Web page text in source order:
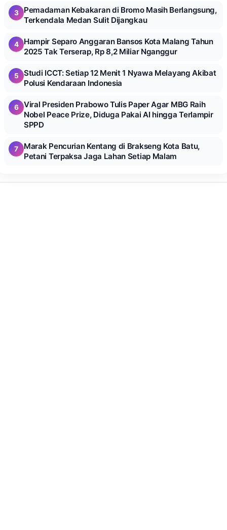
3
Pemadaman Kebakaran di Bromo Masih Berlangsung,
Terkendala Medan Sulit Dijangkau
4
Hampir Separo Anggaran Bansos Kota Malang Tahun
2025 Tak Terserap, Rp 8,2 Miliar Nganggur
5
Studi ICCT: Setiap 12 Menit 1 Nyawa Melayang Akibat
Polusi Kendaraan Indonesia
6
Viral Presiden Prabowo Tulis Paper Agar MBG Raih
Nobel Peace Prize, Diduga Pakai AI hingga Terlampir
SPPD
7
Marak Pencurian Kentang di Brakseng Kota Batu,
Petani Terpaksa Jaga Lahan Setiap Malam